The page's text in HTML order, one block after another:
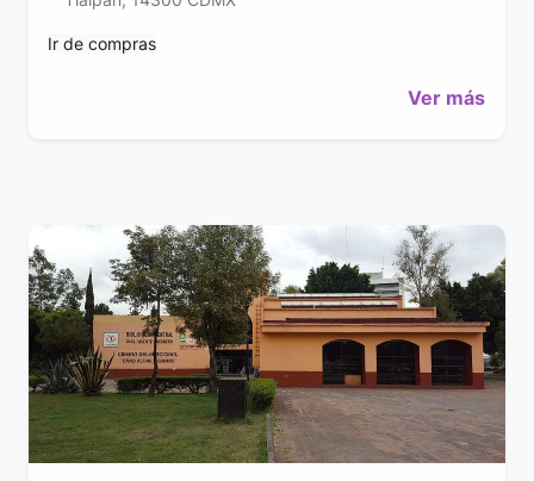
Ir de compras
Ver más